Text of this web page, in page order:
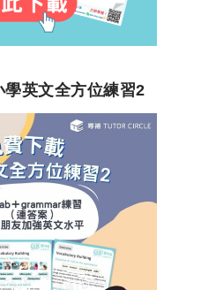
學英文全方位練習2